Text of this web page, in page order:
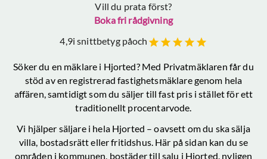
Vill du prata först?
Boka fri rådgivning
4,9i snittbetyg påoch
Söker du en mäklare i Hjorted? Med Privatmäklaren får du
stöd av en registrerad fastighetsmäklare genom hela
affären, samtidigt som du säljer till fast pris i stället för ett
traditionellt procentarvode.
Vi hjälper säljare i hela Hjorted – oavsett om du ska sälja
villa, bostadsrätt eller fritidshus. Här på sidan kan du se
områden i kommunen, bostäder till salu i Hjorted, nyligen